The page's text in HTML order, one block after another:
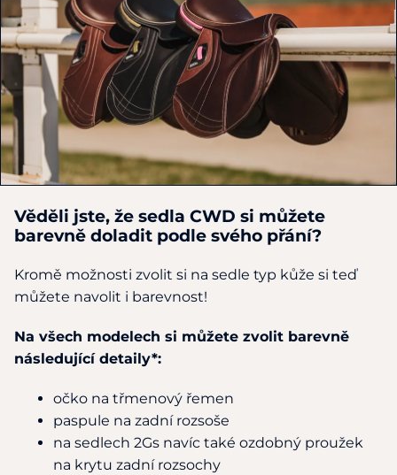
Věděli jste, že sedla CWD si můžete
barevně doladit podle svého přání?
Kromě možnosti zvolit si na sedle typ kůže si teď
můžete navolit i barevnost!
Na všech modelech si můžete zvolit barevně
následující detaily*:
očko na třmenový řemen
paspule na zadní rozsoše
na sedlech 2Gs navíc také ozdobný proužek
na krytu zadní rozsochy